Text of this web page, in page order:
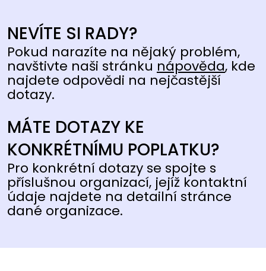
NEVÍTE SI RADY?
Pokud narazíte na nějaký problém,
navštivte naši stránku nápověda, kde
najdete odpovědi na nejčastější
dotazy.
MÁTE DOTAZY KE
KONKRÉTNÍMU POPLATKU?
Pro konkrétní dotazy se spojte s
příslušnou organizací, jejíž kontaktní
údaje najdete na detailní stránce
dané organizace.